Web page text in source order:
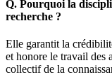
Q. Pourquoi la
recherche ?
Elle garantit la
et honore le travail des
collectif de la